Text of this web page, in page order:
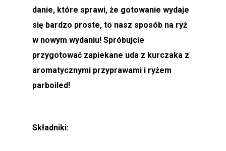
danie, które sprawi, że gotowanie wydaje
się bardzo proste, to nasz sposób na ryż
w nowym wydaniu! Spróbujcie
przygotować zapiekane uda z kurczaka z
aromatycznymi przyprawami i ryżem
parboiled!
Składniki: